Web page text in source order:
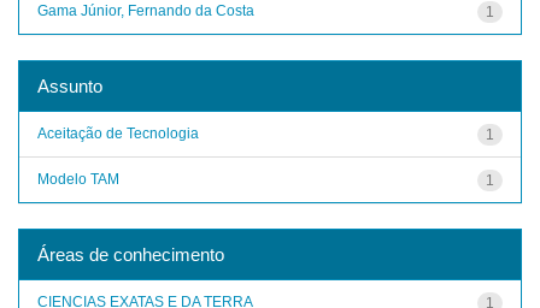
1
Gama Júnior, Fernando da Costa
Assunto
1
Aceitação de Tecnologia
1
Modelo TAM
Áreas de conhecimento
1
CIENCIAS EXATAS E DA TERRA